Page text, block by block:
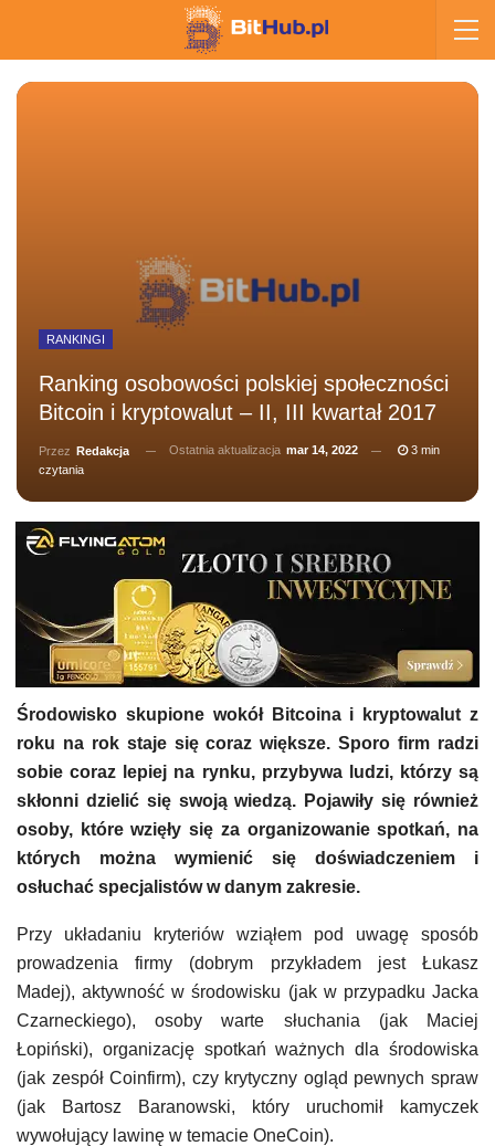
RANKINGI
Ranking osobowości polskiej społeczności
Bitcoin i kryptowalut – II, III kwartał 2017
Przez Redakcja Ostatnia aktualizacja mar 14, 2022
3 min
czytania
Środowisko skupione wokół Bitcoina i kryptowalut z
roku na rok staje się coraz większe. Sporo firm radzi
sobie coraz lepiej na rynku, przybywa ludzi, którzy są
skłonni dzielić się swoją wiedzą. Pojawiły się również
osoby, które wzięły się za organizowanie spotkań, na
których można wymienić się doświadczeniem i
osłuchać specjalistów w danym zakresie.
Przy układaniu kryteriów wziąłem pod uwagę sposób
prowadzenia firmy (dobrym przykładem jest Łukasz
Madej), aktywność w środowisku (jak w przypadku Jacka
Czarneckiego), osoby warte słuchania (jak Maciej
Łopiński), organizację spotkań ważnych dla środowiska
(jak zespół Coinfirm), czy krytyczny ogląd pewnych spraw
(jak Bartosz Baranowski, który uruchomił kamyczek
wywołujący lawinę w temacie OneCoin).